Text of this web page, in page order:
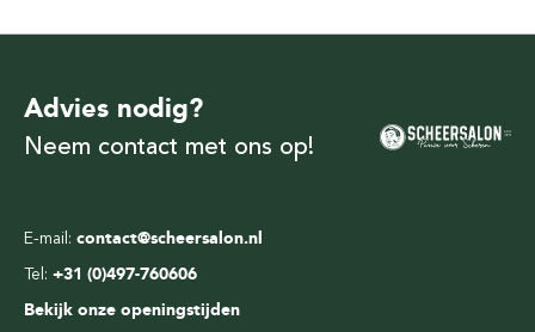
E-mail: contact@scheersalon.nl
Tel: +31 (0)497-760606
Bekijk onze openingstijden
Advies nodig?
Neem contact met ons op!